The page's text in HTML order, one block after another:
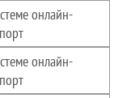
онлайн-
онлайн-